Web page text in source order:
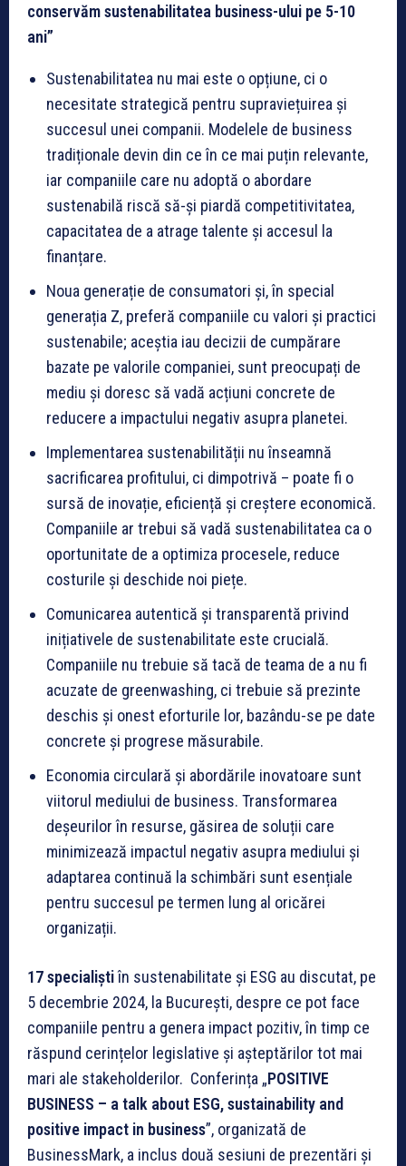
conservăm sustenabilitatea business-ului pe 5-10
ani”
Sustenabilitatea nu mai este o opțiune, ci o
necesitate strategică pentru supraviețuirea și
succesul unei companii. Modelele de business
tradiționale devin din ce în ce mai puțin relevante,
iar companiile care nu adoptă o abordare
sustenabilă riscă să-și piardă competitivitatea,
capacitatea de a atrage talente și accesul la
finanțare.
Noua generație de consumatori și, în special
generația Z, preferă companiile cu valori și practici
sustenabile; aceștia iau decizii de cumpărare
bazate pe valorile companiei, sunt preocupați de
mediu și doresc să vadă acțiuni concrete de
reducere a impactului negativ asupra planetei.
Implementarea sustenabilității nu înseamnă
sacrificarea profitului, ci dimpotrivă – poate fi o
sursă de inovație, eficiență și creștere economică.
Companiile ar trebui să vadă sustenabilitatea ca o
oportunitate de a optimiza procesele, reduce
costurile și deschide noi piețe.
Comunicarea autentică și transparentă privind
inițiativele de sustenabilitate este crucială.
Companiile nu trebuie să tacă de teama de a nu fi
acuzate de greenwashing, ci trebuie să prezinte
deschis și onest eforturile lor, bazându-se pe date
concrete și progrese măsurabile.
Economia circulară și abordările inovatoare sunt
viitorul mediului de business. Transformarea
deșeurilor în resurse, găsirea de soluții care
minimizează impactul negativ asupra mediului și
adaptarea continuă la schimbări sunt esențiale
pentru succesul pe termen lung al oricărei
organizații.
17 specialiștiîn sustenabilitate și ESG au discutat, pe
5 decembrie 2024, la București, despre ce pot face
companiile pentru a genera impact pozitiv, în timp ce
răspund cerințelor legislative și așteptărilor tot mai
mari ale stakeholderilor. Conferința „POSITIVE
BUSINESS – a talk about ESG, sustainability and
positive impact in business”, organizată de
BusinessMark, a inclus două sesiuni de prezentări și